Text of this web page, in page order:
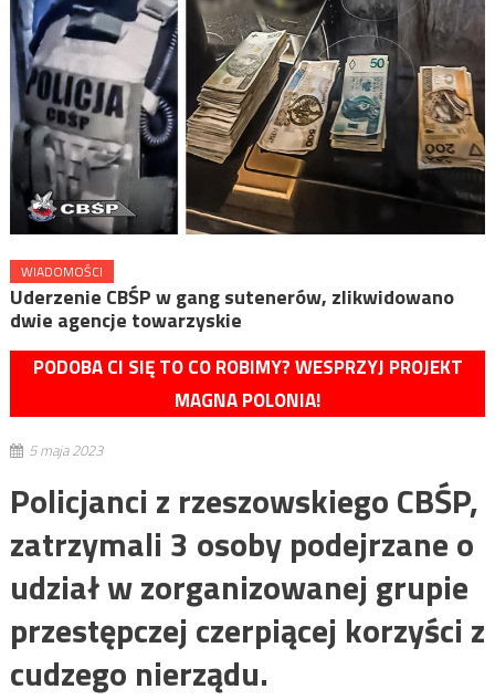
WIADOMOŚCI
Uderzenie CBŚP w gang sutenerów, zlikwidowano
dwie agencje towarzyskie
PODOBA CI SIĘ TO CO ROBIMY? WESPRZYJ PROJEKT
MAGNA POLONIA!
5 maja 2023
Policjanci z rzeszowskiego CBŚP,
zatrzymali 3 osoby podejrzane o
udział w zorganizowanej grupie
przestępczej czerpiącej korzyści z
cudzego nierządu.